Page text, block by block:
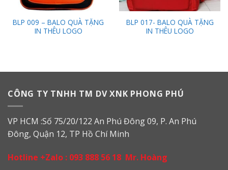
BLP 009 – BALO QUÀ TẶNG
IN THÊU LOGO
BLP 017- BALO QUÀ TẶNG
IN THÊU LOGO
CÔNG TY TNHH TM DV XNK PHONG PHÚ
VP HCM :Số 75/20/122 An Phú Đông 09, P. An Phú
Đông, Quận 12, TP Hồ Chí Minh
Hotline +Zalo : 093 888 56 18 Mr. Hoàng